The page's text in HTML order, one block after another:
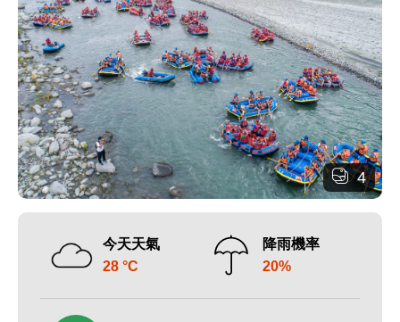
4
今天天氣
28 °C
降雨機率
20%